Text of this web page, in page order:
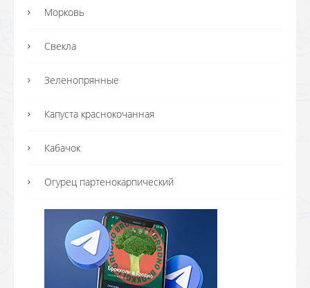
Морковь
Свекла
Зеленопрянные
Капуста краснокочанная
Кабачок
Огурец партенокарпический